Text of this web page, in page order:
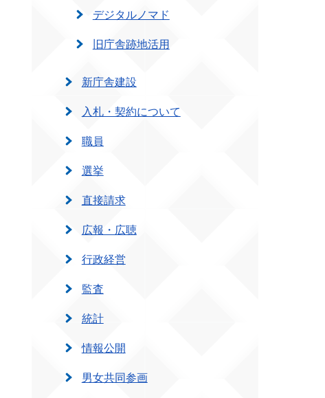
デジタルノマド
旧庁舎跡地活用
新庁舎建設
入札・契約について
職員
選挙
直接請求
広報・広聴
行政経営
監査
統計
情報公開
男女共同参画